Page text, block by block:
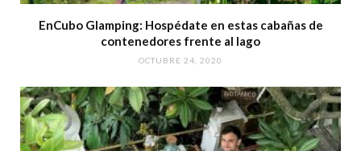
EnCubo Glamping: Hospédate en estas cabañas de
contenedores frente al lago
OCTUBRE 24, 2020